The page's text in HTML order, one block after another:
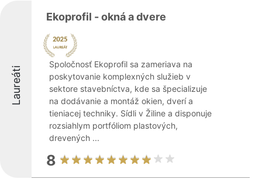
Laureáti
Ekoprofil - okná a dvere
Spoločnosť Ekoprofil sa zameriava na
poskytovanie komplexných služieb v
sektore stavebníctva, kde sa špecializuje
na dodávanie a montáž okien, dverí a
tieniacej techniky. Sídli v Žiline a disponuje
rozsiahlym portfóliom plastových,
drevených ...
8